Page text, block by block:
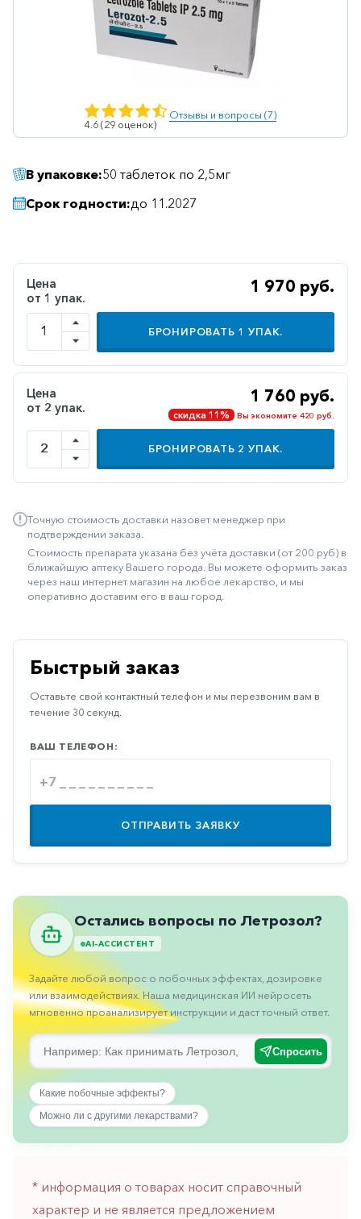
Ветеринарные
Витаминные
Гепатопротекторы
Диабетические
Желудочно-
кишечные
Иммунодепрессанты
Климактерические
Метаболизм
Минеральный
обмен
средства
Неврологические
Остеопороз
Паркинсон
Противоаллергические
Противовирусные
Противогрибковые
Противоопухолевые
Противоподагрические
Противорвотные
Пульмонология
Сердечные
Сосудистые
Тромбозы
Урология
Ухо-
горло-
нос
Хирургия
железа
4.6 (29 оценок)
Отзывы и вопросы (7)
В упаковке:50 таблеток по 2,5мг
Срок годности:до 11.2027
Цена
от 1 упак.
1 970 руб.
БРОНИРОВАТЬ 1 УПАК.
Цена
от 2 упак.
1 760 руб.
скидка 11% Вы экономите 420 руб.
БРОНИРОВАТЬ 2 УПАК.
Точную стоимость доставки назовет менеджер при
подтверждении заказа.
Стоимость препарата указана без учёта доставки (от 200 руб) в
ближайшую аптеку Вашего города. Вы можете оформить заказ
через наш интернет магазин на любое лекарство, и мы
оперативно доставим его в ваш город.
Быстрый заказ
Оставьте свой контактный телефон и мы перезвоним вам в
течение 30 секунд.
ВАШ ТЕЛЕФОН:
ОТПРАВИТЬ ЗАЯВКУ
Остались вопросы по Летрозол?
AI-АССИСТЕНТ
Задайте любой вопрос о побочных эффектах, дозировке
или взаимодействиях. Наша медицинская ИИ нейросеть
мгновенно проанализирует инструкции и даст точный ответ.
Спросить
Какие побочные эффекты?
Можно ли с другими лекарствами?
* информация о товарах носит справочный
характер и не является предложением